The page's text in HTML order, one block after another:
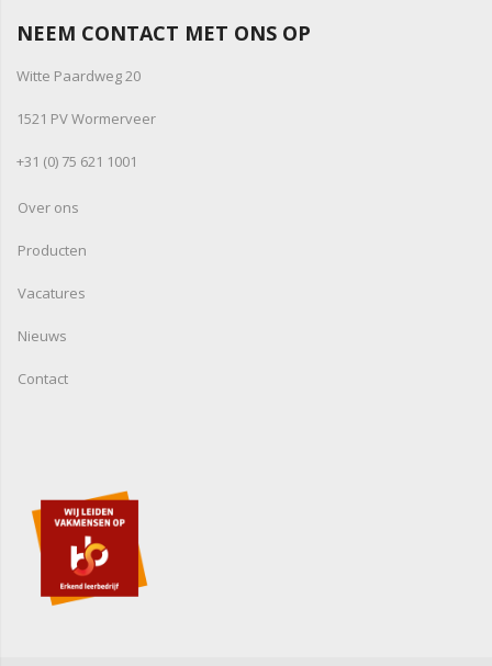
NEEM CONTACT MET ONS OP
Witte Paardweg 20
1521 PV Wormerveer
+31 (0) 75 621 1001
Over ons
Producten
Vacatures
Nieuws
Contact